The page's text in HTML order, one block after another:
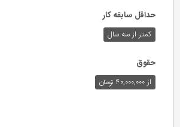
حداقل سابقه کار
کمتر از سه سال
حقوق
از ۴۰,۰۰۰,۰۰۰ تومان